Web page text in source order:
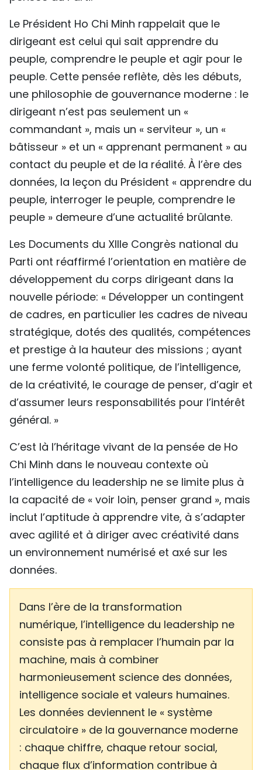
Le Président Ho Chi Minh rappelait que le
dirigeant est celui qui sait apprendre du
peuple, comprendre le peuple et agir pour le
peuple. Cette pensée reflète, dès les débuts,
une philosophie de gouvernance moderne : le
dirigeant n’est pas seulement un «
commandant », mais un « serviteur », un «
bâtisseur » et un « apprenant permanent » au
contact du peuple et de la réalité. À l’ère des
données, la leçon du Président « apprendre du
peuple, interroger le peuple, comprendre le
peuple » demeure d’une actualité brûlante.
Les Documents du XIIIe Congrès national du
Parti ont réaffirmé l’orientation en matière de
développement du corps dirigeant dans la
nouvelle période: « Développer un contingent
de cadres, en particulier les cadres de niveau
stratégique, dotés des qualités, compétences
et prestige à la hauteur des missions ; ayant
une ferme volonté politique, de l’intelligence,
de la créativité, le courage de penser, d’agir et
d’assumer leurs responsabilités pour l’intérêt
général. »
C’est là l’héritage vivant de la pensée de Ho
Chi Minh dans le nouveau contexte où
l’intelligence du leadership ne se limite plus à
la capacité de « voir loin, penser grand », mais
inclut l’aptitude à apprendre vite, à s’adapter
avec agilité et à diriger avec créativité dans
un environnement numérisé et axé sur les
données.
Dans l’ère de la transformation
numérique, l’intelligence du leadership ne
consiste pas à remplacer l’humain par la
machine, mais à combiner
harmonieusement science des données,
intelligence sociale et valeurs humaines.
Les données deviennent le « système
circulatoire » de la gouvernance moderne
: chaque chiffre, chaque retour social,
chaque flux d’information contribue à